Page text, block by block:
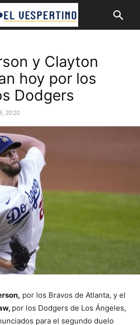
y Clayton
hoy por los
Dodgers
2020
por los Bravos de Atlanta, y el
por los Dodgers de Los Ángeles,
para el segundo duelo